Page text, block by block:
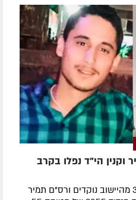
וקנין הי"ד נפלו בקרב
רס"ן הראל בירנשטוק הי"ד, בן 34 מהיישוב נוקדים ורס"ם תמיר